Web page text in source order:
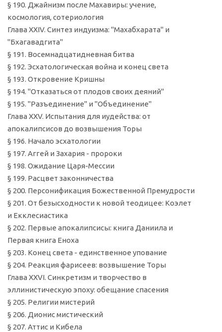
§ 190. Джайнизм после Махавиры: учение,
космология, сотериология
Глава XXIV. Синтез индуизма: "Махабхарата" и
"Бхагавадгита"
§ 191. Восемнадцатидневная битва
§ 192. Эсхатологическая война и конец света
§ 193. Откровение Кришны
§ 194. "Отказаться от плодов своих деяний"
§ 195. "Разъединение" и "Объединение"
Глава XXV. Испытания для иудейства: от
апокалипсисов до возвышения Торы
§ 196. Начало эсхатологии
§ 197. Аггей и Захария - пророки
§ 198. Ожидание Царя-Мессии
§ 199. Расцвет законничества
§ 200. Персонификация Божественной Премудрости
§ 201. От безысходности к новой теодицее: Коэлет
и Екклесиастика
§ 202. Первые апокалипсисы: книга Даниила и
Первая книга Еноха
§ 203. Конец света - единственное упование
§ 204. Реакция фарисеев: возвышение Торы
Глава XXVI. Синкретизм и творчество в
эллинистическую эпоху: обещание спасения
§ 205. Религии мистерий
§ 206. Дионис мистический
§ 207. Аттис и Кибела